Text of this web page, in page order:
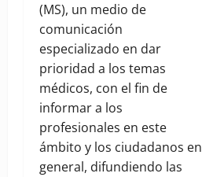
(MS), un medio de
comunicación
especializado en dar
prioridad a los temas
médicos, con el fin de
informar a los
profesionales en este
ámbito y los ciudadanos en
general, difundiendo las